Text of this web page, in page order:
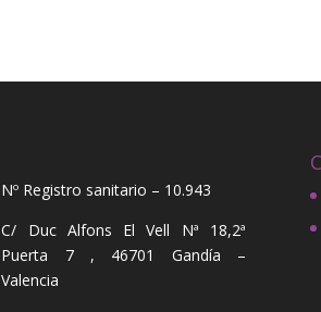
Nº Registro sanitario – 10.943
C/ Duc Alfons El Vell Nª 18,2ª
Puerta 7 , 46701 Gandía –
Valencia